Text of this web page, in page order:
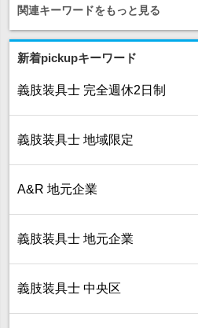
関連キーワードをもっと見る
新着pickupキーワード
義肢装具士 完全週休2日制
義肢装具士 地域限定
A&R 地元企業
義肢装具士 地元企業
義肢装具士 中央区